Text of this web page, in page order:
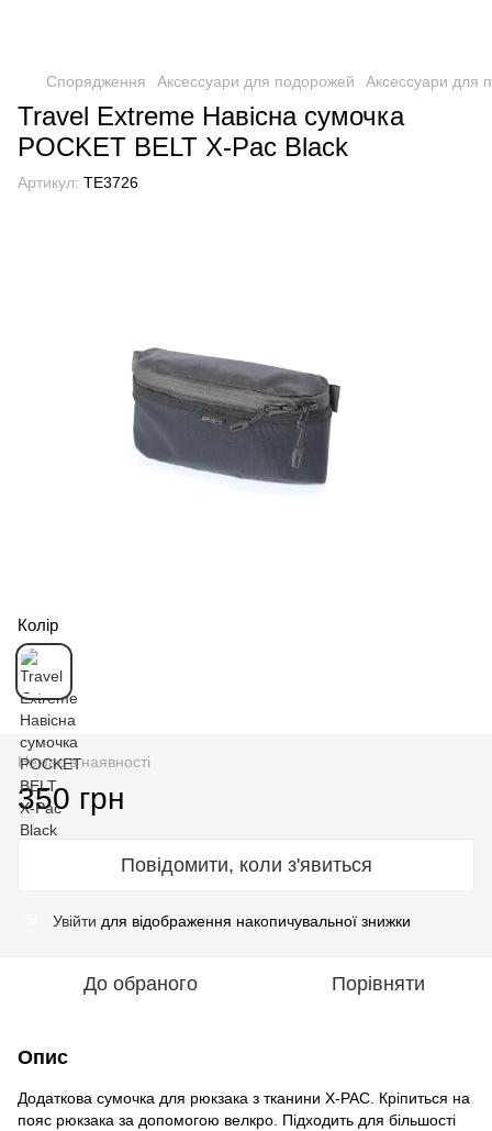
Спорядження Аксессуари для подорожей Аксессуари для
Travel Extreme Навісна сумочка
POCKET BELT X-Pac Black
Артикул: TE3726
Колір
Немає в наявності
350 грн
Повідомити, коли з'явиться
Увійти для відображення накопичувальної знижки
До обраного Порівняти
Опис
Додаткова сумочка для рюкзака з тканини X-PAC. Кріпиться на
пояс рюкзака за допомогою велкро. Підходить для більшості